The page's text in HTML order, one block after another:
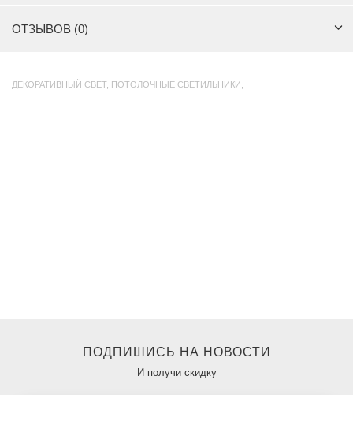
ОТЗЫВОВ (0)
ДЕКОРАТИВНЫЙ СВЕТ, ПОТОЛОЧНЫЕ СВЕТИЛЬНИКИ
ПОДПИШИСЬ НА НОВОСТИ
И получи скидку